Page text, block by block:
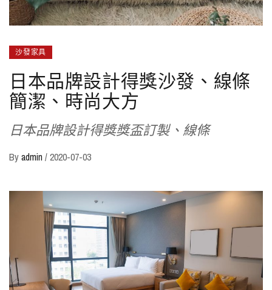
沙發家具
日本品牌設計得獎沙發、線條
簡潔、時尚大方
日本品牌設計得獎獎盃訂製、線條
Byadmin /2020-07-03